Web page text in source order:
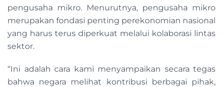
pengusaha mikro. Menurutnya, pengusaha mikro
merupakan fondasi penting perekonomian nasional
yang harus terus diperkuat melalui kolaborasi lintas
sektor.
“Ini adalah cara kami menyampaikan secara tegas
bahwa negara melihat kontribusi berbagai pihak,